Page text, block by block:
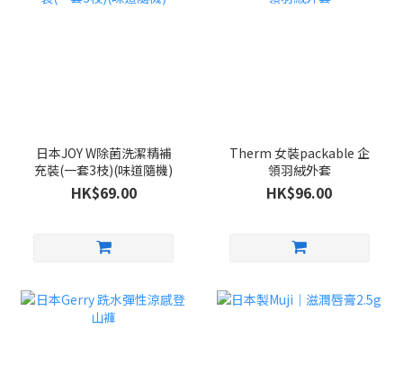
日本JOY W除菌洗潔精補
充裝(一套3枝)(味道隨機)
HK$69.00
Therm 女裝packable 企
領羽絨外套
HK$96.00